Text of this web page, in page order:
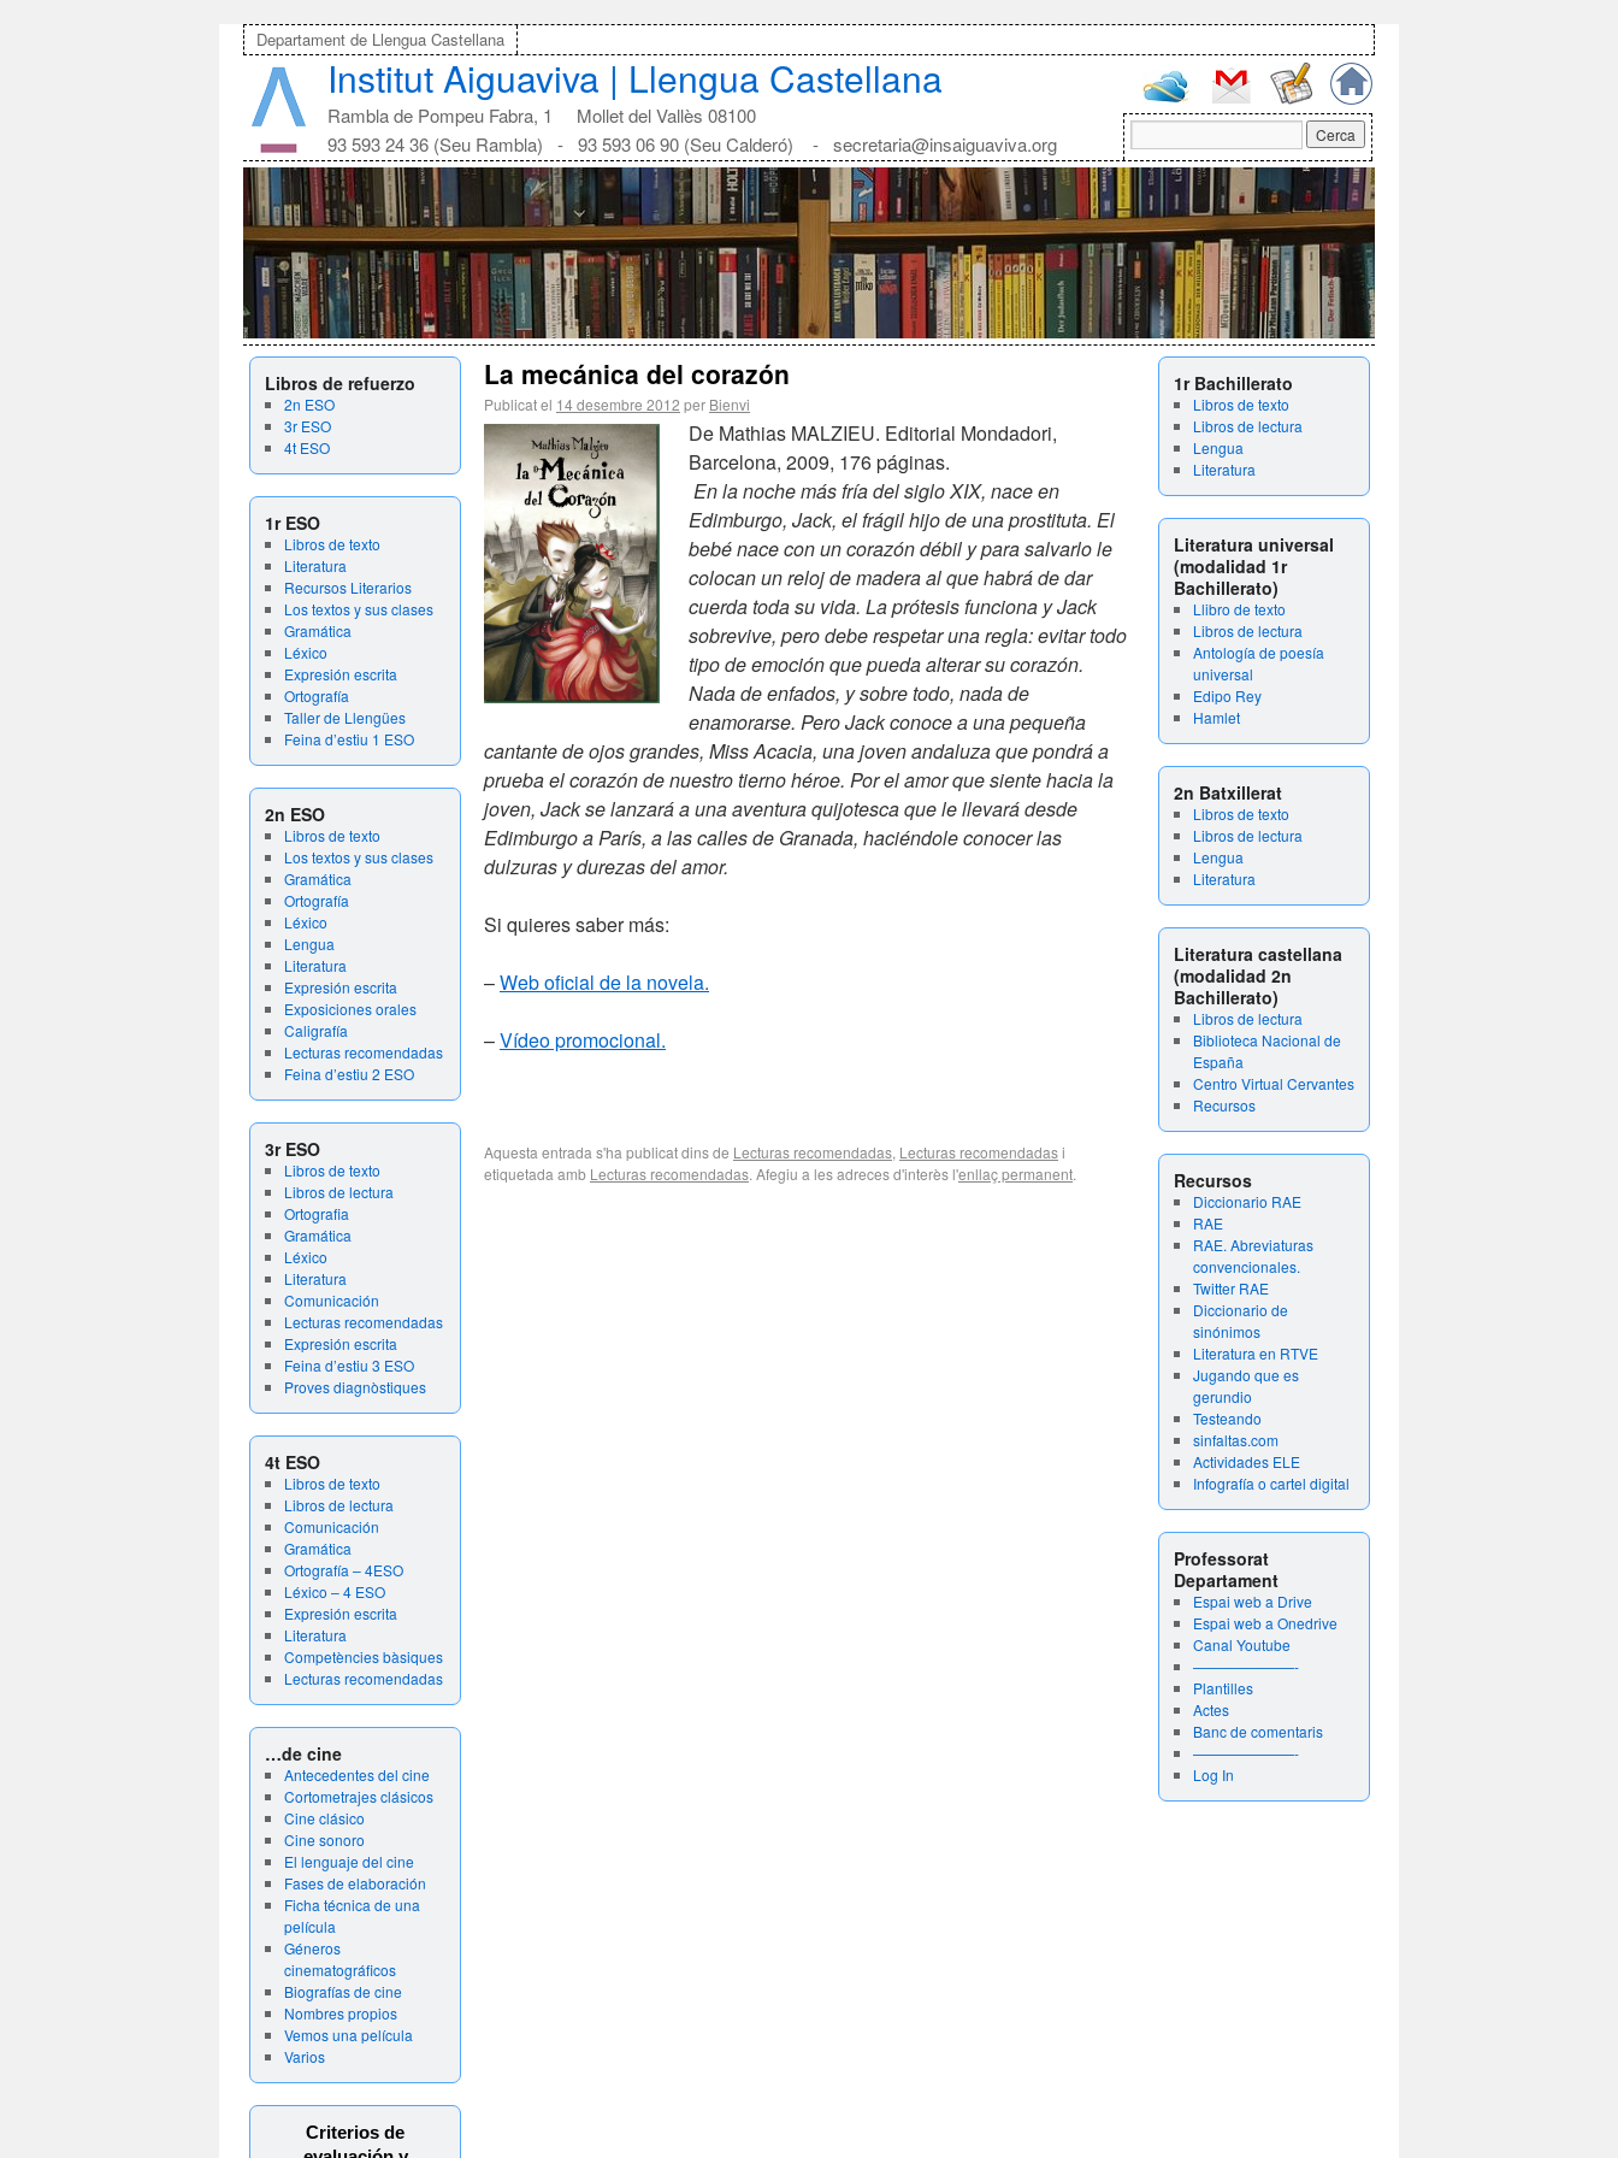
Departament de Llengua Castellana
Institut Aiguaviva | Llengua Castellana
Rambla de Pompeu Fabra, 1 Mollet del Vallès 08100
93 593 24 36 (Seu Rambla) - 93 593 06 90 (Seu Calderó) - secretaria@insaiguaviva.org
Libros de refuerzo
2n ESO
3r ESO
4t ESO
1r ESO
Libros de texto
Literatura
Recursos Literarios
Los textos y sus clases
Gramática
Léxico
Expresión escrita
Ortografía
Taller de Llengües
Feina d’estiu 1 ESO
2n ESO
Libros de texto
Los textos y sus clases
Gramática
Ortografía
Léxico
Lengua
Literatura
Expresión escrita
Exposiciones orales
Caligrafía
Lecturas recomendadas
Feina d’estiu 2 ESO
3r ESO
Libros de texto
Libros de lectura
Ortografia
Gramática
Léxico
Literatura
Comunicación
Lecturas recomendadas
Expresión escrita
Feina d’estiu 3 ESO
Proves diagnòstiques
4t ESO
Libros de texto
Libros de lectura
Comunicación
Gramática
Ortografía – 4ESO
Léxico – 4 ESO
Expresión escrita
Literatura
Competències bàsiques
Lecturas recomendadas
…de cine
Antecedentes del cine
Cortometrajes clásicos
Cine clásico
Cine sonoro
El lenguaje del cine
Fases de elaboración
Ficha técnica de una
película
Géneros
cinematográficos
Biografías de cine
Nombres propios
Vemos una película
Varios
Criterios de
1r Bachillerato
Libros de texto
Libros de lectura
Lengua
Literatura
Literatura universal
(modalidad 1r
Bachillerato)
Llibro de texto
Libros de lectura
Antología de poesía
universal
Edipo Rey
Hamlet
2n Batxillerat
Libros de texto
Libros de lectura
Lengua
Literatura
Literatura castellana
(modalidad 2n
Bachillerato)
Libros de lectura
Biblioteca Nacional de
España
Centro Virtual Cervantes
Recursos
Recursos
Diccionario RAE
RAE
RAE. Abreviaturas
convencionales.
Twitter RAE
Diccionario de
sinónimos
Literatura en RTVE
Jugando que es
gerundio
Testeando
sinfaltas.com
Actividades ELE
Infografía o cartel digital
Professorat
Departament
Espai web a Drive
Espai web a Onedrive
Canal Youtube
———————-
Plantilles
Actes
Banc de comentaris
———————-
Log In
La mecánica del corazón
Publicat el 14 desembre 2012 per Bienvi
De Mathias MALZIEU. Editorial Mondadori,
Barcelona, 2009, 176 páginas.
En la noche más fría del siglo XIX, nace en
Edimburgo, Jack, el frágil hijo de una prostituta. El
bebé nace con un corazón débil y para salvarlo le
colocan un reloj de madera al que habrá de dar
cuerda toda su vida. La prótesis funciona y Jack
sobrevive, pero debe respetar una regla: evitar todo
tipo de emoción que pueda alterar su corazón.
Nada de enfados, y sobre todo, nada de
enamorarse. Pero Jack conoce a una pequeña
cantante de ojos grandes, Miss Acacia, una joven andaluza que pondrá a
prueba el corazón de nuestro tierno héroe. Por el amor que siente hacia la
joven, Jack se lanzará a una aventura quijotesca que le llevará desde
Edimburgo a París, a las calles de Granada, haciéndole conocer las
dulzuras y durezas del amor.
Si quieres saber más:
–Web oficial de la novela.
–Vídeo promocional.
Aquesta entrada s'ha publicat dins de Lecturas recomendadas, Lecturas recomendadasi
etiquetada amb Lecturas recomendadas. Afegiu a les adreces d'interès l'enllaç permanent.